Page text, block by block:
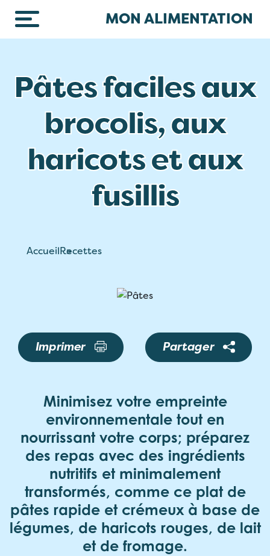
MON ALIMENTATION
Pâtes faciles aux
brocolis, aux
haricots et aux
fusillis
AccueilRecettes
Imprimer Partager
Minimisez votre empreinte
environnementale tout en
nourrissant votre corps; préparez
des repas avec des ingrédients
nutritifs et minimalement
transformés, comme ce plat de
pâtes rapide et crémeux à base de
légumes, de haricots rouges, de lait
et de fromage.